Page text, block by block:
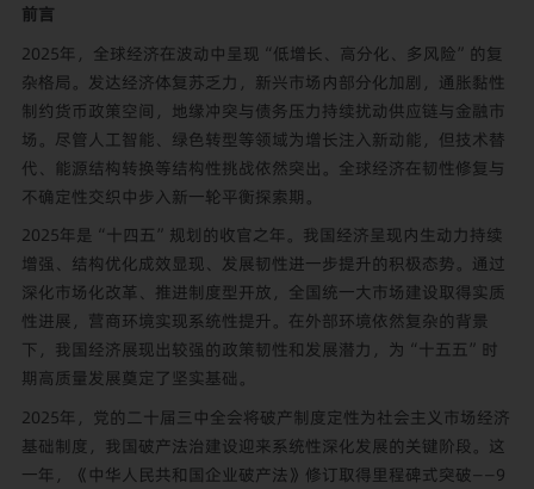
前言
2025年，全球经济在波动中呈现“低增长、高分化、多风险”的复
杂格局。发达经济体复苏乏力，新兴市场内部分化加剧，通胀黏性
制约货币政策空间，地缘冲突与债务压力持续扰动供应链与金融市
场。尽管人工智能、绿色转型等领域为增长注入新动能，但技术替
代、能源结构转换等结构性挑战依然突出。全球经济在韧性修复与
不确定性交织中步入新一轮平衡探索期。
2025年是“十四五”规划的收官之年。我国经济呈现内生动力持续
增强、结构优化成效显现、发展韧性进一步提升的积极态势。通过
深化市场化改革、推进制度型开放，全国统一大市场建设取得实质
性进展，营商环境实现系统性提升。在外部环境依然复杂的背景
下，我国经济展现出较强的政策韧性和发展潜力，为“十五五”时
期高质量发展奠定了坚实基础。
2025年，党的二十届三中全会将破产制度定性为社会主义市场经济
基础制度，我国破产法治建设迎来系统性深化发展的关键阶段。这
一年，《中华人民共和国企业破产法》修订取得里程碑式突破——9